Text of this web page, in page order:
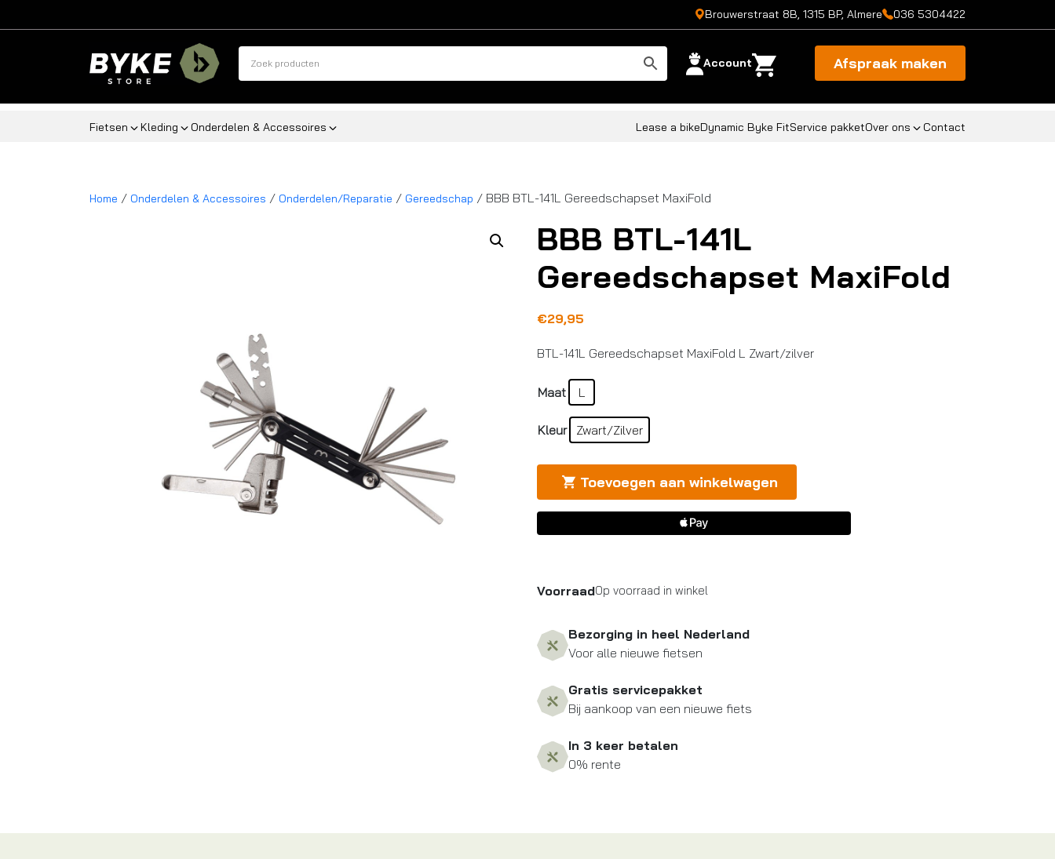
Brouwerstraat 8B, 1315 BP, Almere 036 5304422
Account Afspraak maken
Fietsen Kleding Onderdelen & Accessoires Lease a bikeDynamic Byke FitService pakketOver ons Contact
Home / Onderdelen & Accessoires / Onderdelen/Reparatie / Gereedschap / BBB BTL-141L Gereedschapset MaxiFold
BBB BTL-141L
Gereedschapset MaxiFold
€29,95
BTL-141L Gereedschapset MaxiFold L Zwart/zilver
Maat L
Kleur Zwart/Zilver
Toevoegen aan winkelwagen
VoorraadOp voorraad in winkel
Bezorging in heel Nederland
Voor alle nieuwe fietsen
Gratis servicepakket
Bij aankoop van een nieuwe fiets
In 3 keer betalen
0% rente